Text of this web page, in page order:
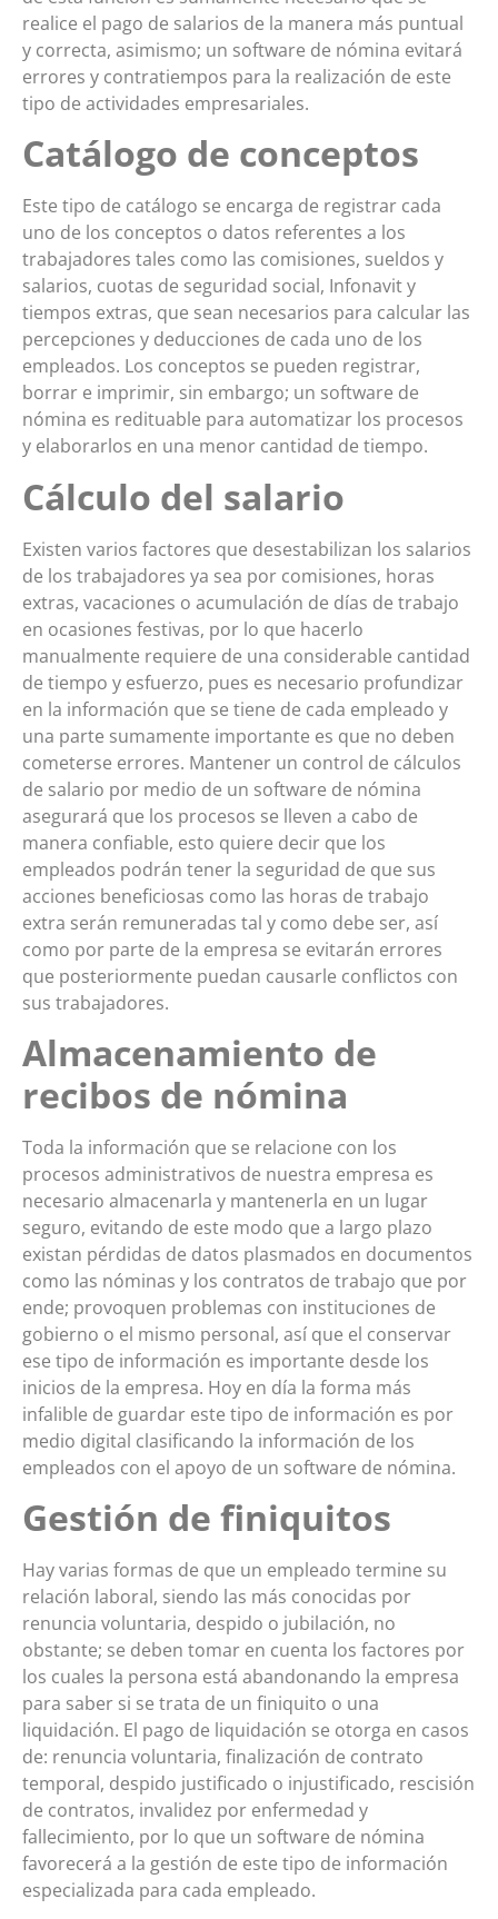
realice el pago de salarios de la manera más puntual
y correcta, asimismo; un software de nómina evitará
errores y contratiempos para la realización de este
tipo de actividades empresariales.
Catálogo de conceptos
Este tipo de catálogo se encarga de registrar cada
uno de los conceptos o datos referentes a los
trabajadores tales como las comisiones, sueldos y
salarios, cuotas de seguridad social, Infonavit y
tiempos extras, que sean necesarios para calcular las
percepciones y deducciones de cada uno de los
empleados. Los conceptos se pueden registrar,
borrar e imprimir, sin embargo; un software de
nómina es redituable para automatizar los procesos
y elaborarlos en una menor cantidad de tiempo.
Cálculo del salario
Existen varios factores que desestabilizan los salarios
de los trabajadores ya sea por comisiones, horas
extras, vacaciones o acumulación de días de trabajo
en ocasiones festivas, por lo que hacerlo
manualmente requiere de una considerable cantidad
de tiempo y esfuerzo, pues es necesario profundizar
en la información que se tiene de cada empleado y
una parte sumamente importante es que no deben
cometerse errores. Mantener un control de cálculos
de salario por medio de un software de nómina
asegurará que los procesos se lleven a cabo de
manera confiable, esto quiere decir que los
empleados podrán tener la seguridad de que sus
acciones beneficiosas como las horas de trabajo
extra serán remuneradas tal y como debe ser, así
como por parte de la empresa se evitarán errores
que posteriormente puedan causarle conflictos con
sus trabajadores.
Almacenamiento de
recibos de nómina
Toda la información que se relacione con los
procesos administrativos de nuestra empresa es
necesario almacenarla y mantenerla en un lugar
seguro, evitando de este modo que a largo plazo
existan pérdidas de datos plasmados en documentos
como las nóminas y los contratos de trabajo que por
ende; provoquen problemas con instituciones de
gobierno o el mismo personal, así que el conservar
ese tipo de información es importante desde los
inicios de la empresa. Hoy en día la forma más
infalible de guardar este tipo de información es por
medio digital clasificando la información de los
empleados con el apoyo de un software de nómina.
Gestión de finiquitos
Hay varias formas de que un empleado termine su
relación laboral, siendo las más conocidas por
renuncia voluntaria, despido o jubilación, no
obstante; se deben tomar en cuenta los factores por
los cuales la persona está abandonando la empresa
para saber si se trata de un finiquito o una
liquidación. El pago de liquidación se otorga en casos
de: renuncia voluntaria, finalización de contrato
temporal, despido justificado o injustificado, rescisión
de contratos, invalidez por enfermedad y
fallecimiento, por lo que un software de nómina
favorecerá a la gestión de este tipo de información
especializada para cada empleado.